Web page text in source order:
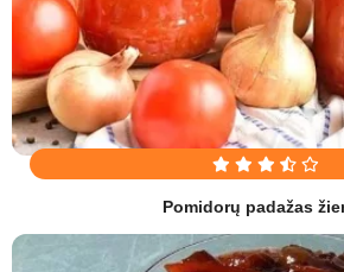
Pomidorų padažas